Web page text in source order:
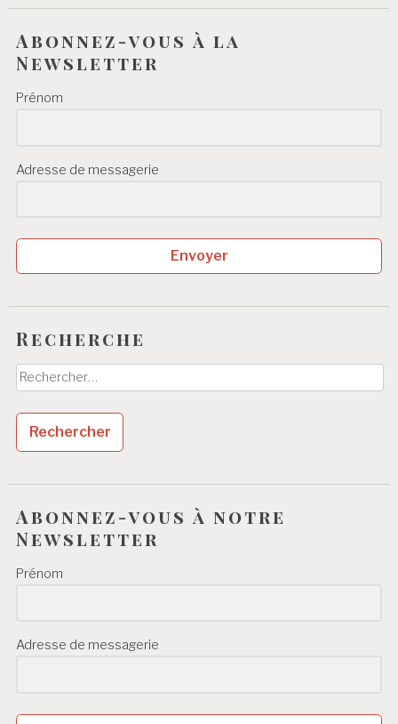
Abonnez-vous à la
Newsletter
Prénom
Adresse de messagerie
Envoyer
Recherche
Rechercher :
Abonnez-vous à notre
Newsletter
Prénom
Adresse de messagerie